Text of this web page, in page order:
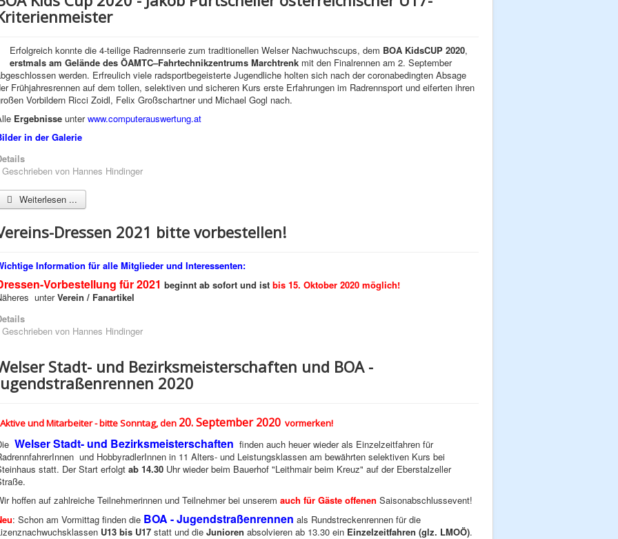
Erfolgreich konnte die 4-teilige Radrennserie zum traditionellen Welser Nachwuchscups, dem BOA KidsCUP 2020,
erstmals am Gelände des ÖAMTC–Fahrtechnikzentrums Marchtrenk mit den Finalrennen am 2. September
werden. Erfreulich viele radsportbegeisterte Jugendliche holten sich nach der coronabedingten Absage
Frühjahresrennen auf dem tollen, selektiven und sicheren Kurs erste Erfahrungen im Radrennsport und eiferten ihren
Vorbildern Ricci Zoidl, Felix Großschartner und Michael Gogl nach.
Ergebnisse unterwww.computerauswertung.at
in der Galerie
Geschrieben von Hannes Hindinger
Weiterlesen ...
Dressen 2021 bitte vorbestellen!
Information für alle Mitglieder und Interessenten:
Vorbestellung für 2021 beginnt ab sofort und ist bis 15. Oktober 2020 möglich!
unterVerein / Fanartikel
Geschrieben von Hannes Hindinger
Stadt- und Bezirksmeisterschaften und BOA -
2020
Aktive und Mitarbeiter - bitte Sonntag, den 20. September 2020 vormerken!
Welser Stadt- und Bezirksmeisterschaften finden auch heuer wieder als Einzelzeitfahren für
und HobbyradlerInnen in 11 Alters- und Leistungsklassen am bewährten selektiven Kurs bei
statt. Der Start erfolgt ab 14.30 Uhr wieder beim Bauerhof "Leithmair beim Kreuz" auf der Eberstalzeller
hoffen auf zahlreiche Teilnehmerinnen und Teilnehmer bei unserem auch für Gäste offenen Saisonabschlussevent!
: Schon am Vormittag finden die BOA - Jugendstraßenrennen als Rundstreckenrennen für die
U13 bis U17 statt und die Junioren absolvieren ab 13.30 ein Einzelzeitfahren (glz. LMOÖ).